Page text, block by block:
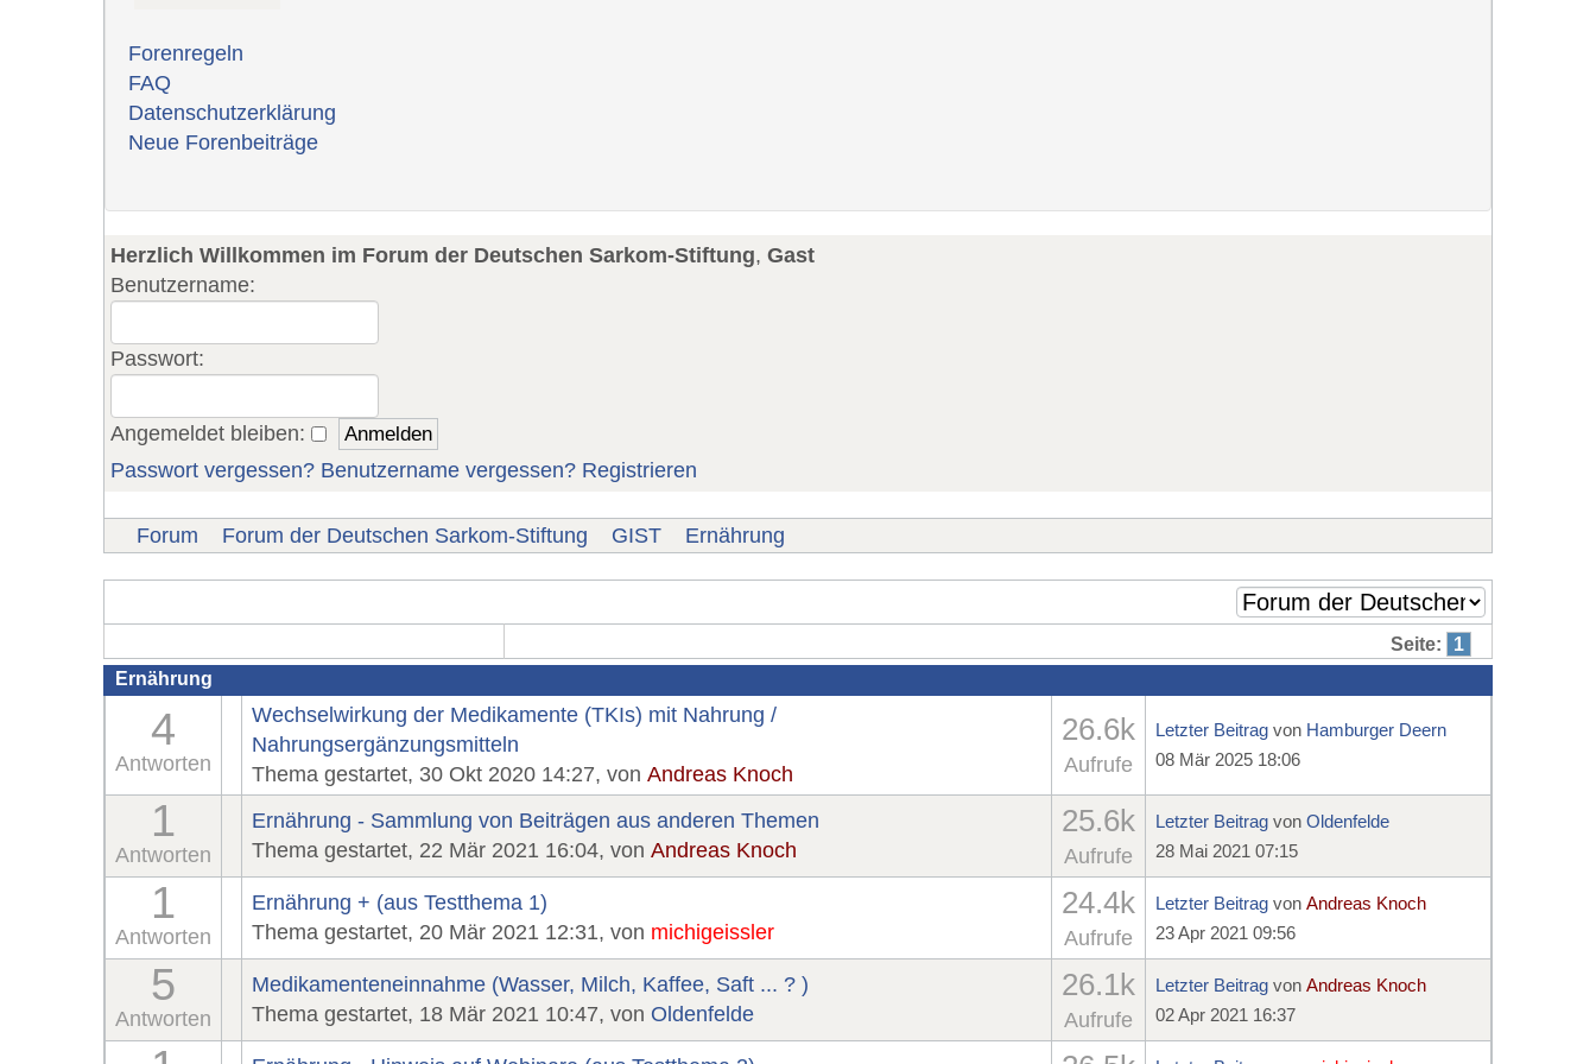
Forenregeln
FAQ
Datenschutzerklärung
Neue Forenbeiträge
Herzlich Willkommen im Forum der Deutschen Sarkom-Stiftung, Gast
Benutzername:
Passwort:
Angemeldet bleiben:
Passwort vergessen? Benutzername vergessen? Registrieren
Forum Forum der Deutschen Sarkom-Stiftung GIST Ernährung
Seite:
1
Ernährung
4
Antworten
Wechselwirkung der Medikamente (TKIs) mit Nahrung /
Nahrungsergänzungsmitteln
Thema gestartet, 30 Okt 2020 14:27, von Andreas Knoch
26.6k
Aufrufe
Letzter Beitrag von Hamburger Deern
08 Mär 2025 18:06
1
Antworten
Ernährung - Sammlung von Beiträgen aus anderen Themen
Thema gestartet, 22 Mär 2021 16:04, von Andreas Knoch
25.6k
Aufrufe
Letzter Beitrag von Oldenfelde
28 Mai 2021 07:15
1
Antworten
Ernährung + (aus Testthema 1)
Thema gestartet, 20 Mär 2021 12:31, von michigeissler
24.4k
Aufrufe
Letzter Beitrag von Andreas Knoch
23 Apr 2021 09:56
5
Antworten
Medikamenteneinnahme (Wasser, Milch, Kaffee, Saft ... ? )
Thema gestartet, 18 Mär 2021 10:47, von Oldenfelde
26.1k
Aufrufe
Letzter Beitrag von Andreas Knoch
02 Apr 2021 16:37